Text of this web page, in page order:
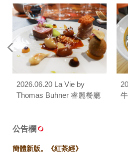
2026.06.20 La Vie by
Thomas Buhner 睿麗餐廳
公告欄
簡體新版。《紅茶經》